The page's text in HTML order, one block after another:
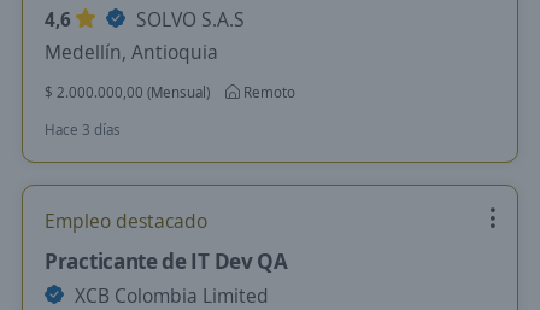
4,6
SOLVO S.A.S
Medellín, Antioquia
$ 2.000.000,00 (Mensual)
Remoto
Hace 3 días
Empleo destacado
Practicante de IT Dev QA
XCB Colombia Limited